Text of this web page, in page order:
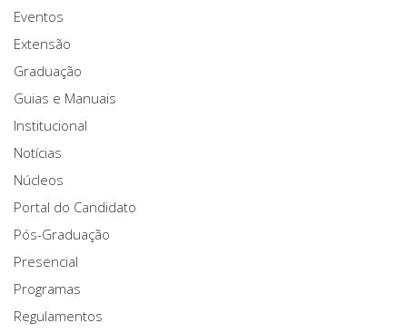
Eventos
Extensão
Graduação
Guias e Manuais
Institucional
Notícias
Núcleos
Portal do Candidato
Pós-Graduação
Presencial
Programas
Regulamentos